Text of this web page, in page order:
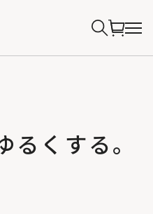
くする。